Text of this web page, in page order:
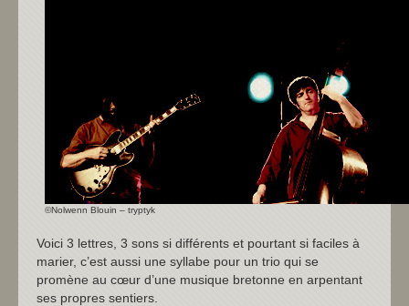
©Nolwenn Blouin – tryptyk
Voici 3 lettres, 3 sons si différents et pourtant si faciles à
marier, c’est aussi une syllabe pour un trio qui se
promène au cœur d’une musique bretonne en arpentant
ses propres sentiers.